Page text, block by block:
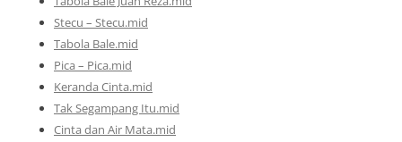
Stecu – Stecu.mid
Tabola Bale.mid
Pica – Pica.mid
Keranda Cinta.mid
Tak Segampang Itu.mid
Cinta dan Air Mata.mid